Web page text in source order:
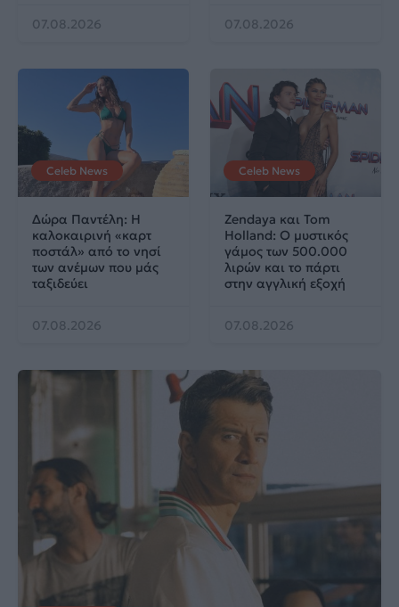
07.08.2026 07.08.2026
Celeb News
Δώρα Παντέλη: Η
καλοκαιρινή «καρτ
ποστάλ» από το νησί
των ανέμων που μάς
ταξιδεύει
07.08.2026
Celeb News
Zendaya και Tom
Holland: Ο μυστικός
γάμος των 500.000
λιρών και το πάρτι
στην αγγλική εξοχή
07.08.2026